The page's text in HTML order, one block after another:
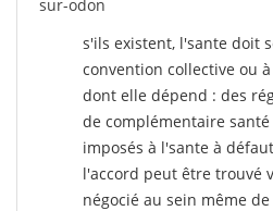
sur-odon
s'ils existent, l'sante doit
convention collective ou
dont elle dépend : des
de complémentaire
imposés à l'sante à
l'accord peut être trouvé
négocié au sein même